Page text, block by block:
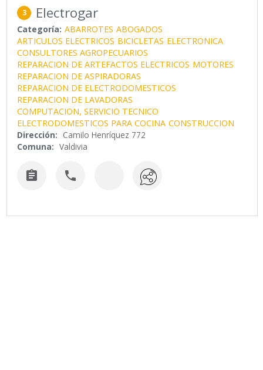
3 Electrogar
Categoría: ABARROTES ABOGADOS
ARTICULOS ELECTRICOS BICICLETAS ELECTRONICA
CONSULTORES AGROPECUARIOS
REPARACION DE ARTEFACTOS ELECTRICOS MOTORES
REPARACION DE ASPIRADORAS
REPARACION DE ELECTRODOMESTICOS
REPARACION DE LAVADORAS
COMPUTACION, SERVICIO TECNICO
ELECTRODOMESTICOS PARA COCINA CONSTRUCCION
Dirección: Camilo Henríquez 772
Comuna: Valdivia
 